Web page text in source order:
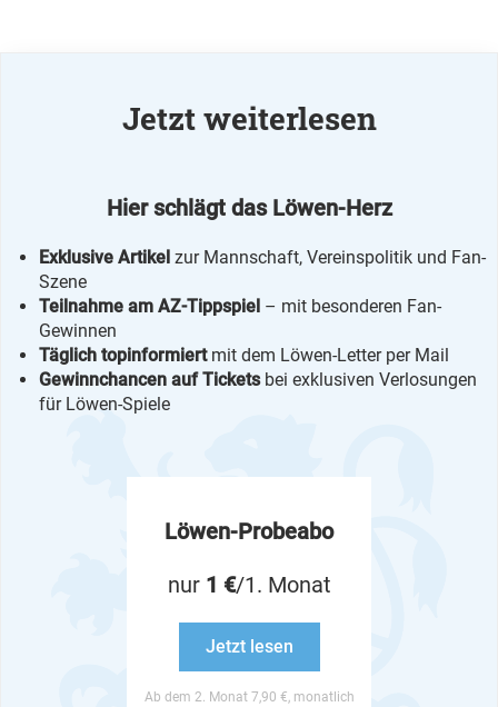
Jetzt weiterlesen
Hier schlägt das Löwen-Herz
Exklusive Artikel zur Mannschaft, Vereinspolitik und Fan-
Szene
Teilnahme am AZ-Tippspiel – mit besonderen Fan-
Gewinnen
Täglich topinformiertmit dem Löwen-Letter per Mail
Gewinnchancen auf Ticketsbei exklusiven Verlosungen
für Löwen-Spiele
Löwen-Probeabo
nur 1 €/1. Monat
Jetzt lesen
Ab dem 2. Monat 7,90 €, monatlich